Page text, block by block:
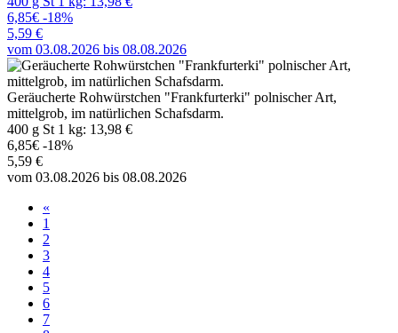
6,85€ -18%
5,59 €
vom 03.08.2026 bis 08.08.2026
Geräucherte Rohwürstchen "Frankfurterki" polnischer Art,
mittelgrob, im natürlichen Schafsdarm.
400 g St 1 kg: 13,98 €
6,85€ -18%
5,59 €
vom 03.08.2026 bis 08.08.2026
«
1
2
3
4
5
6
7